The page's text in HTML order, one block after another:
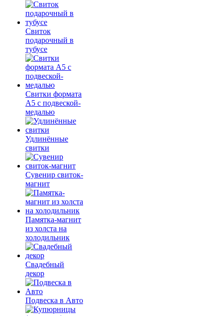
Свиток
подарочный в
тубусе
Свитки формата
А5 с подвеской-
медалью
Удлинённые
свитки
Сувенир свиток-
магнит
Памятка-магнит
из холста на
холодильник
Свадебный
декор
Подвеска в Авто